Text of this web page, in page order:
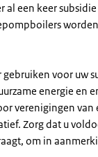
al een keer
voor uw
energie en
verenigingen van
Zorg dat u
om in